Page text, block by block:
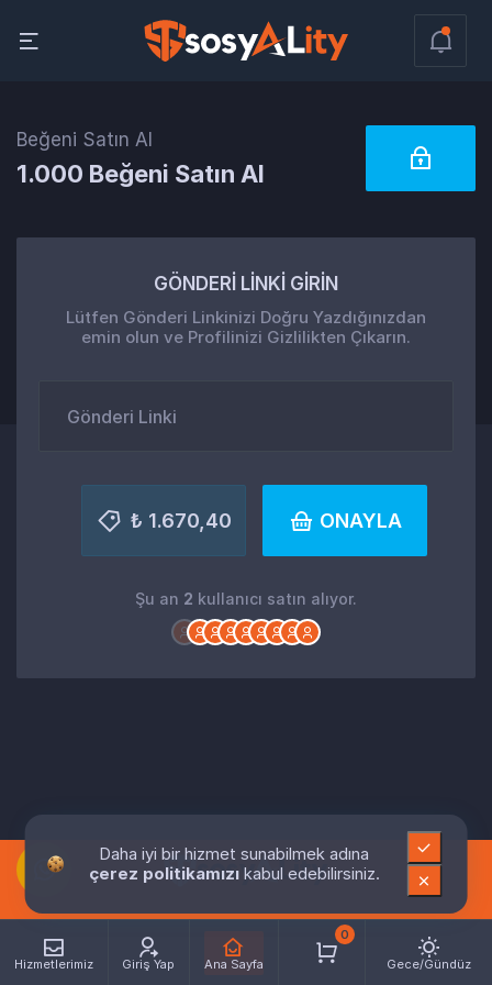
Hizmetlerimiz Giriş Yap Ana Sayfa
0
Gece/Gündüz
Beğeni Satın Al
1.000 Beğeni Satın Al
GÖNDERİ LİNKİ GİRİN
Lütfen Gönderi Linkinizi Doğru Yazdığınızdan
emin olun ve Profilinizi Gizlilikten Çıkarın.
₺ 1.670,40 ONAYLA
Şu an 2 kullanıcı satın alıyor.
Daha iyi bir hizmet sunabilmek adına
çerez politikamızı kabul edebilirsiniz.